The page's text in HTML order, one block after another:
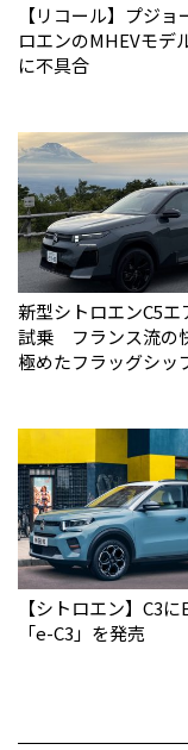
【リコール】プジョ
ロエンのMHEVモデ
に不具合
新型シトロエンC5エ
試乗 フランス流の
極めたフラッグシッ
【シトロエン】C3
「e-C3」を発売